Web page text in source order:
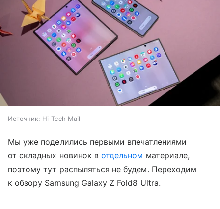
Источник: Hi-Tech Mail
Мы уже поделились первыми впечатлениями
от складных новинок вотдельном материале,
поэтому тут распыляться не будем. Переходим
к обзору Samsung Galaxy Z Fold8 Ultra.